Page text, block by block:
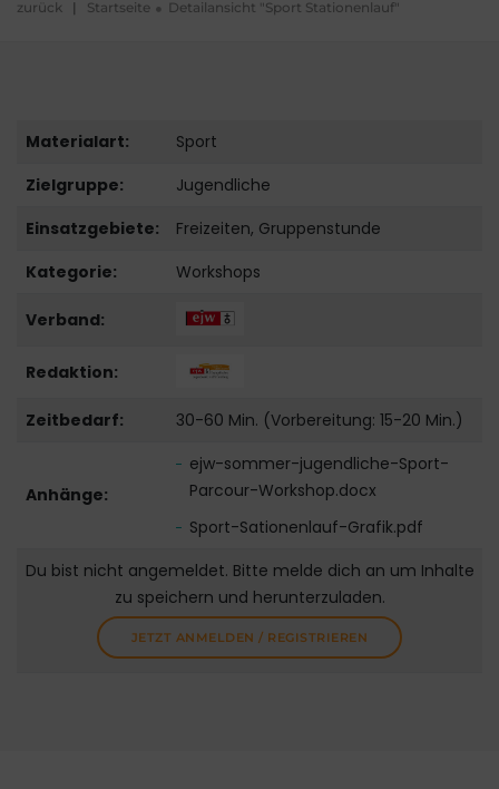
zurück | Startseite Detailansicht "Sport Stationenlauf"
Materialart:
Sport
Zielgruppe:
Jugendliche
Einsatzgebiete:
Freizeiten, Gruppenstunde
Kategorie:
Workshops
Verband:
Redaktion:
Zeitbedarf: 30-60 Min. (Vorbereitung: 15-20 Min.)
Anhänge:
ejw-sommer-jugendliche-Sport-
Parcour-Workshop.docx
Sport-Sationenlauf-Grafik.pdf
Du bist nicht angemeldet. Bitte melde dich an um Inhalte
zu speichern und herunterzuladen.
JETZT ANMELDEN / REGISTRIEREN